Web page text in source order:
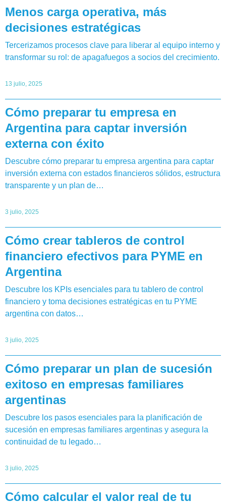
Menos carga operativa, más
decisiones estratégicas
Tercerizamos procesos clave para liberar al equipo interno y
transformar su rol: de apagafuegos a socios del crecimiento.
13 julio, 2025
Cómo preparar tu empresa en
Argentina para captar inversión
externa con éxito
Descubre cómo preparar tu empresa argentina para captar
inversión externa con estados financieros sólidos, estructura
transparente y un plan de…
3 julio, 2025
Cómo crear tableros de control
financiero efectivos para PYME en
Argentina
Descubre los KPIs esenciales para tu tablero de control
financiero y toma decisiones estratégicas en tu PYME
argentina con datos…
3 julio, 2025
Cómo preparar un plan de sucesión
exitoso en empresas familiares
argentinas
Descubre los pasos esenciales para la planificación de
sucesión en empresas familiares argentinas y asegura la
continuidad de tu legado…
3 julio, 2025
Cómo calcular el valor real de tu